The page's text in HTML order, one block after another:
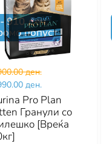
-910ден.
попуст
ден.
ден.
Pro Plan
Гранули со
[Вреќа